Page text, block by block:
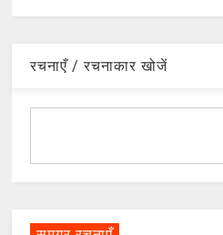
रचनाएँ / रचनाकार खोजें